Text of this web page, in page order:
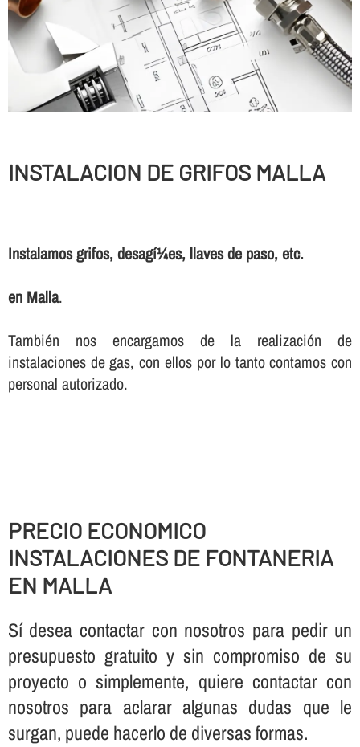
INSTALACION DE GRIFOS MALLA
Instalamos grifos, desagí¼es, llaves de paso, etc.
en Malla.
También nos encargamos de la realización de
instalaciones de gas, con ellos por lo tanto contamos con
personal autorizado.
PRECIO ECONOMICO
INSTALACIONES DE FONTANERIA
EN MALLA
Sí­ desea contactar con nosotros para pedir un
presupuesto gratuito y sin compromiso de su
proyecto o simplemente, quiere contactar con
nosotros para aclarar algunas dudas que le
surgan, puede hacerlo de diversas formas.